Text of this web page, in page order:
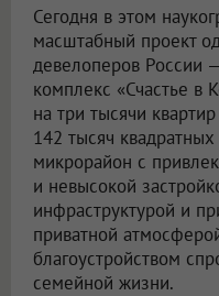
Сегодня в этом
масштабный проект
девелоперов России
комплекс «Счастье в
на три тысячи
142 тысяч
микрорайон с
и невысокой
инфраструктурой и
приватной
благоустройством
семейной жизни.